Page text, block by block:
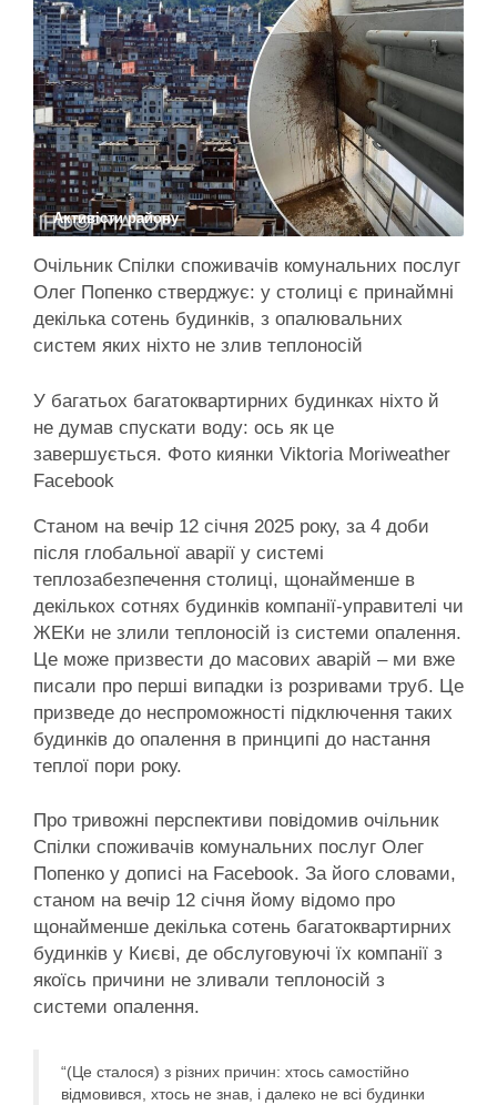
Активісти району
Очільник Спілки споживачів комунальних послуг
Олег Попенко стверджує: у столиці є принаймні
декілька сотень будинків, з опалювальних
систем яких ніхто не злив теплоносій
У багатьох багатоквартирних будинках ніхто й
не думав спускати воду: ось як це
завершується. Фото киянки Viktoria Moriweather
Facebook
Станом на вечір 12 січня 2025 року, за 4 доби
після глобальної аварії у системі
теплозабезпечення столиці, щонайменше в
декількох сотнях будинків компанії-управителі чи
ЖЕКи не злили теплоносій із системи опалення.
Це може призвести до масових аварій – ми вже
писали про перші випадки із розривами труб. Це
призведе до неспроможності підключення таких
будинків до опалення в принципі до настання
теплої пори року.
Про тривожні перспективи повідомив очільник
Спілки споживачів комунальних послуг Олег
Попенко у дописі на Facebook. За його словами,
станом на вечір 12 січня йому відомо про
щонайменше декілька сотень багатоквартирних
будинків у Києві, де обслуговуючі їх компанії з
якоїсь причини не зливали теплоносій з
системи опалення.
“(Це сталося) з різних причин: хтось самостійно
відмовився, хтось не знав, і далеко не всі будинки